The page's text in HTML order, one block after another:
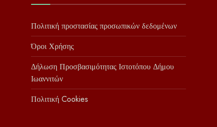
Πολιτική προστασίας προσωπικών δεδομένων
Όροι Χρήσης
Δήλωση Προσβασιμότητας Ιστοτόπου Δήμου
Ιωαννιτών
Πολιτική Cookies